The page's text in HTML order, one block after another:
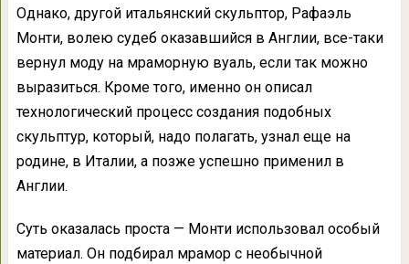
Однако, другой итальянский скульптор, Рафаэль
Монти, волею судеб оказавшийся в Англии, все-таки
вернул моду на мраморную вуаль, если так можно
выразиться. Кроме того, именно он описал
технологический процесс создания подобных
скульптур, который, надо полагать, узнал еще на
родине, в Италии, а позже успешно применил в
Англии.
Суть оказалась проста — Монти использовал особый
материал. Он подбирал мрамор с необычной